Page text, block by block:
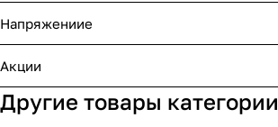
Напряжениие
Акции
Другие товары категории